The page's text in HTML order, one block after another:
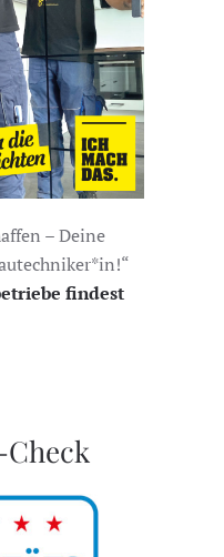
– Deine
findest